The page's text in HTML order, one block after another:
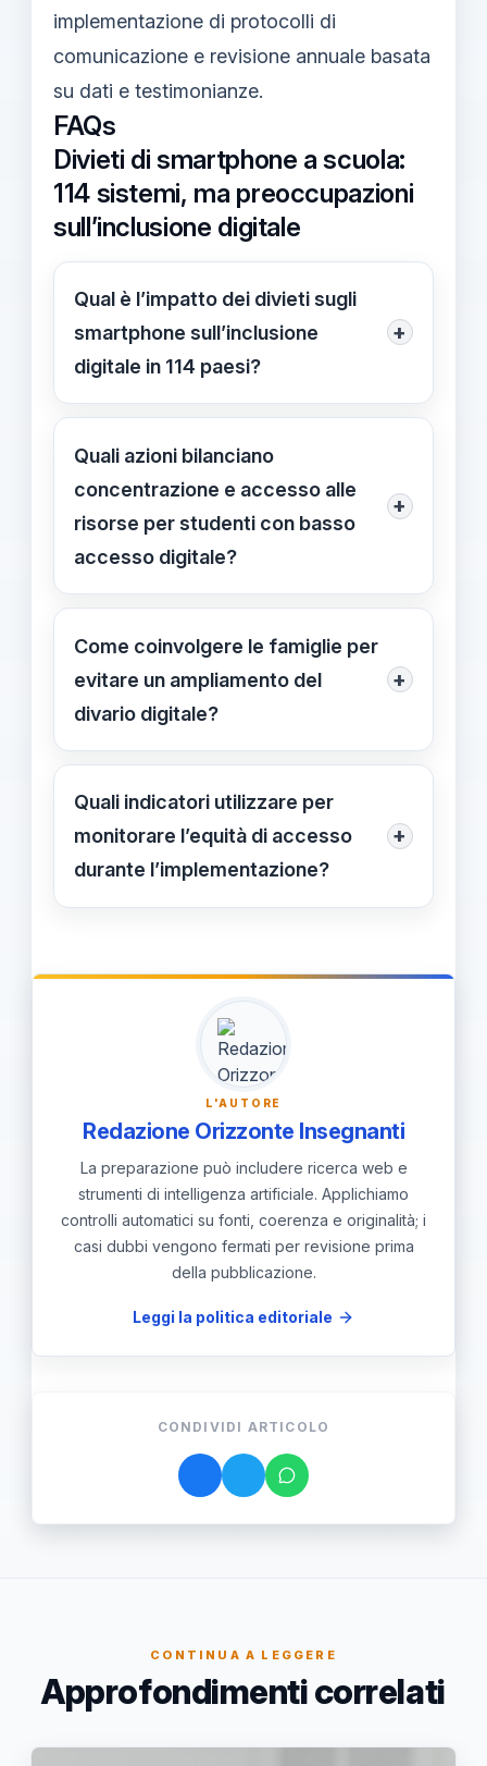
implementazione di protocolli di
comunicazione e revisione annuale basata
su dati e testimonianze.
FAQs
Divieti di smartphone a scuola:
114 sistemi, ma preoccupazioni
sull’inclusione digitale
Qual è l’impatto dei divieti sugli
smartphone sull’inclusione
digitale in 114 paesi?
+
Secondo i dati disponibili, 114 sistemi
vietano o limitano l’uso degli
smartphone, pari al 58% dei Paesi
monitorati. Queste misure mirano a
ridurre distrazioni, ma rischiano di
Quali azioni bilanciano
concentrazione e accesso alle
risorse per studenti con basso
accesso digitale?
+
Adottare una policy inclusiva: definire
orari chiari per l’uso in aula e durante
le pause. Prevedere risorse non
digitali o alternative e supporto per
Come coinvolgere le famiglie per
evitare un ampliamento del
divario digitale?
+
Coinvolgere le famiglie attraverso
incontri informativi, comitati misti
scuola-famiglia e linee guida
condivise, per allineare obiettivi e
Quali indicatori utilizzare per
monitorare l’equità di accesso
durante l’implementazione?
+
Indicatori di successo includono il
l’accesso alle risorse digitali.
Utilizzare strumenti di monitoraggio e
revisioni annuali basate su dati e
testimonianze per mantenere l’equità.
L'AUTORE
Redazione Orizzonte Insegnanti
La preparazione può includere ricerca web e
strumenti di intelligenza artificiale. Applichiamo
controlli automatici su fonti, coerenza e originalità; i
casi dubbi vengono fermati per revisione prima
della pubblicazione.
Leggi la politica editoriale
CONDIVIDI ARTICOLO
CONTINUA A LEGGERE
Approfondimenti correlati